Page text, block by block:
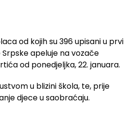
od kojih su 396 upisani u prvi
apeluje na vozače
od ponedjeljka, 22. januara.
u blizini škola, te, prije
djece u saobraćaju.